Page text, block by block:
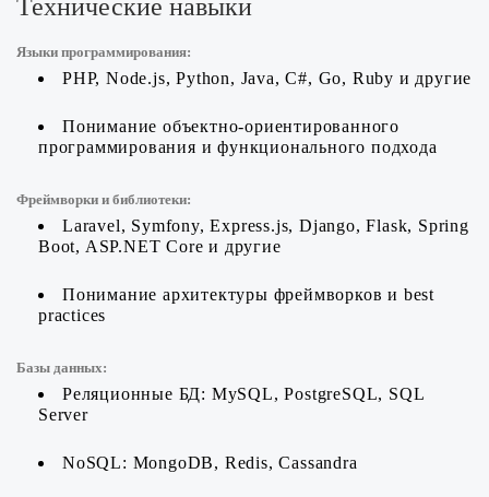
Технические навыки
Языки программирования:
PHP, Node.js, Python, Java, C#, Go, Ruby и другие
Понимание объектно-ориентированного
программирования и функционального подхода
Фреймворки и библиотеки:
Laravel, Symfony, Express.js, Django, Flask, Spring
Boot, ASP.NET Core и другие
Понимание архитектуры фреймворков и best
practices
Базы данных:
Реляционные БД: MySQL, PostgreSQL, SQL
Server
NoSQL: MongoDB, Redis, Cassandra